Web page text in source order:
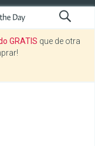
GRATIS que de otra